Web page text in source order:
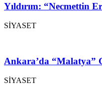
Yıldırım: “Necmettin
SİYASET
Ankara’da “Malatya”
SİYASET